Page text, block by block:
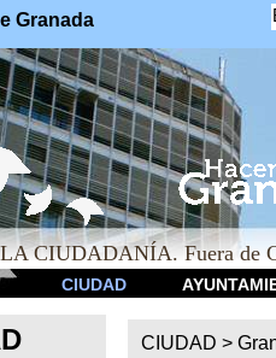
Granada
CIUDADANÍA. Fuera de
CIUDAD
CIUDAD >